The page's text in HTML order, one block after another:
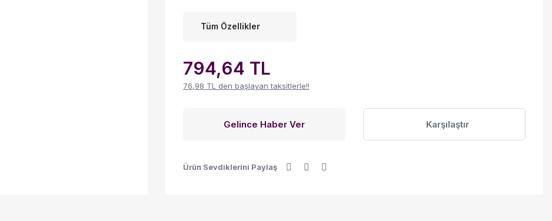
Tüm Özellikler
794,64 TL
76,98 TL den başlayan taksitlerle!!
Gelince Haber Ver Karşılaştır
Ürün Sevdiklerini Paylaş